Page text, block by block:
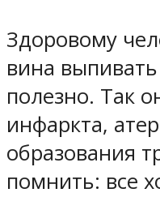
Здоровому
вина
полезно. Так
инфаркта,
образования
помнить: все